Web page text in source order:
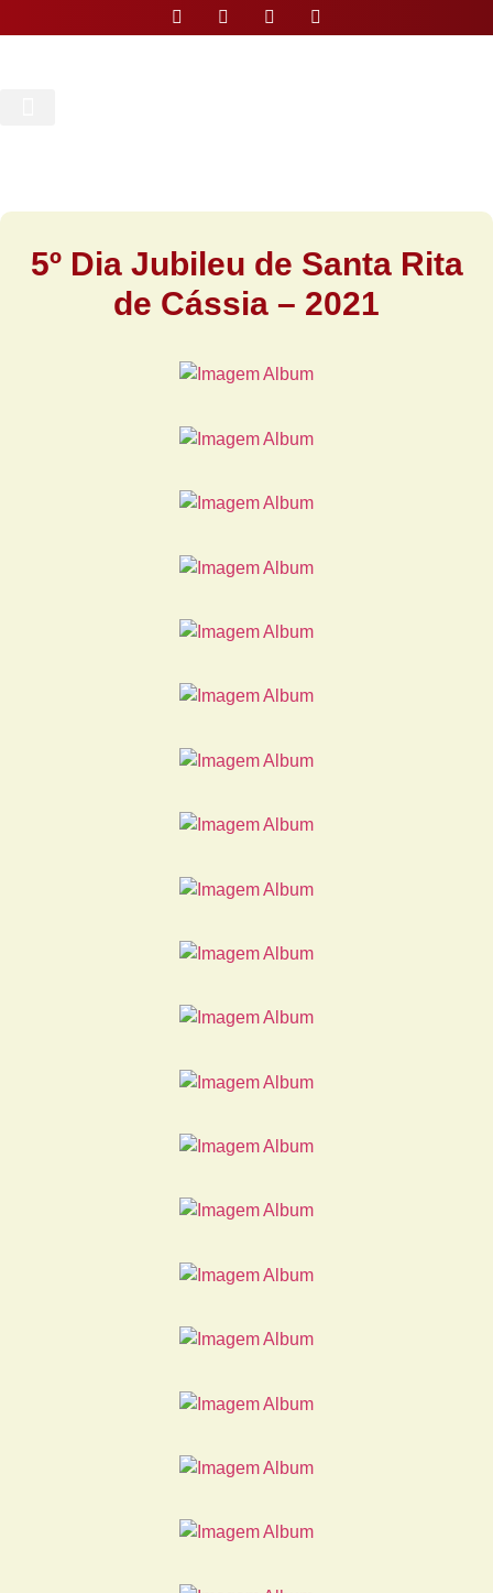
5º Dia Jubileu de Santa Rita
de Cássia – 2021